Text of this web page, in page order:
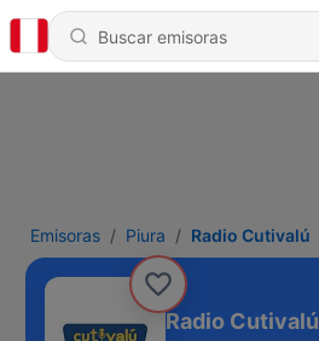
Emisoras Piura Radio Cutivalú
Radio Cutivalú